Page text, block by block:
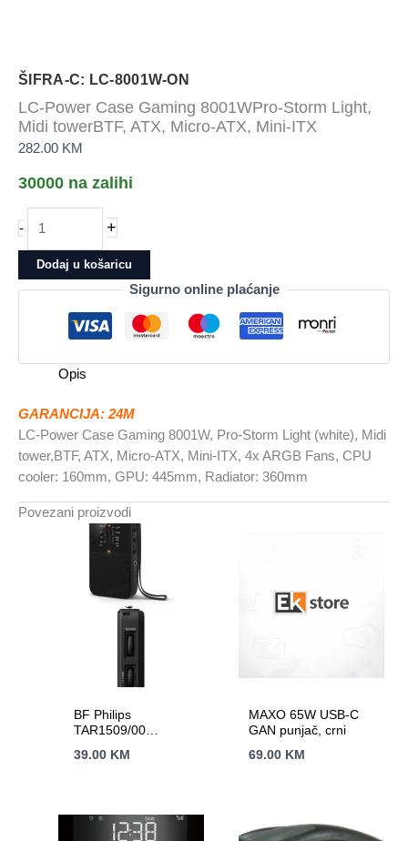
ŠIFRA-C: LC-8001W-ON
LC-Power Case Gaming 8001WPro-Storm Light,
Midi towerBTF, ATX, Micro-ATX, Mini-ITX
282.00 KM
30000 na zalihi
-
Power
Case
Gaming
Midi
towerBTF,
ATX,
Micro-
ATX,
Mini-
količina
+
Dodaj u košaricu
Sigurno online plaćanje
Opis
GARANCIJA: 24M
LC-Power Case Gaming 8001W, Pro-Storm Light (white), Midi
tower,BTF, ATX, Micro-ATX, Mini-ITX, 4x ARGB Fans, CPU
cooler: 160mm, GPU: 445mm, Radiator: 360mm
Povezani proizvodi
BF Philips
TAR1509/00
baterija;
39.00 KM
MAXO 65W USB-C
GAN punjač, crni
69.00 KM